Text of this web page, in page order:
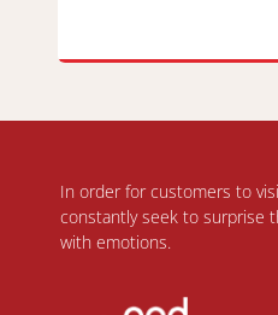
In order for customers to
constantly seek to surprise
with emotions.